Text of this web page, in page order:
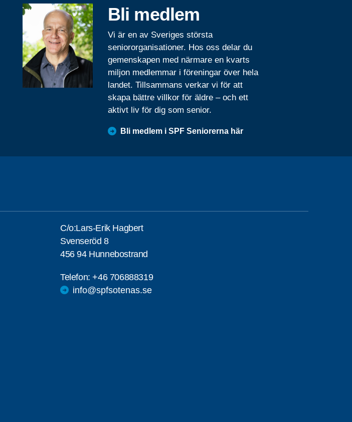
Bli medlem
Vi är en av Sveriges största
seniororganisationer. Hos oss delar du
gemenskapen med närmare en kvarts
miljon medlemmar i föreningar över hela
landet. Tillsammans verkar vi för att
skapa bättre villkor för äldre – och ett
aktivt liv för dig som senior.
Bli medlem i SPF Seniorerna här
C/o:Lars-Erik Hagbert
Svenseröd 8
456 94 Hunnebostrand
Telefon:+46 706888319
info@spfsotenas.se